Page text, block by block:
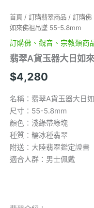
首頁 / 訂購翡翠商品 / 訂購佛
如來佛祖吊墜 55-5.8mm
訂購佛、觀音、宗教類商
翡翠A貨玉器大日如
$4,280
名稱：翡翠A貨玉器大日
尺寸：55-5.8mm
顏色：淺綠帶綠塊
種質：糯冰種翡翠
附送：大陸翡翠鑑定證書
適合人群：男士佩戴
5.8mm
數
量